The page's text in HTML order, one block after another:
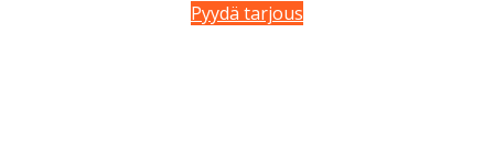
Pyydä tarjous